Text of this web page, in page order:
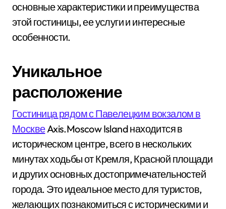
основные характеристики и преимущества
этой гостиницы, ее услуги и интересные
особенности.
Уникальное
расположение
Гостиница рядом с Павелецким вокзалом в
МосквеAxis.Moscow Island находится в
историческом центре, всего в нескольких
минутах ходьбы от Кремля, Красной площади
и других основных достопримечательностей
города. Это идеальное место для туристов,
желающих познакомиться с историческими и